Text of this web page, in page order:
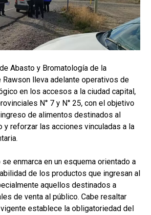
Abasto y Bromatología de la
Rawson lleva adelante operativos de
en los accesos a la ciudad capital,
N° 7 y N° 25, con el objetivo
de alimentos destinados al
y reforzar las acciones vinculadas a la
enmarca en un esquema orientado a
de los productos que ingresan al
aquellos destinados a
de venta al público. Cabe resaltar
establece la obligatoriedad del